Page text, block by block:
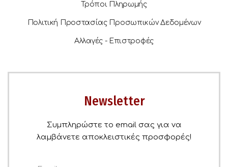
Τρόποι Πληρωμής
Πολιτική Προστασίας Προσωπικών Δεδομένων
Αλλαγές - Επιστροφές
Newsletter
Συμπληρώστε το email σας για να
λαμβάνετε αποκλειστικές προσφορές!